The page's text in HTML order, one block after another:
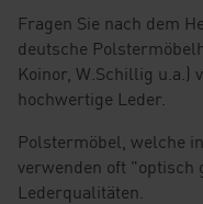
Fragen Sie nach dem
deutsche
Koinor, W.Schillig u.a.)
hochwertige Leder.
Polstermöbel, welche
verwenden oft "optisch
Lederqualitäten.